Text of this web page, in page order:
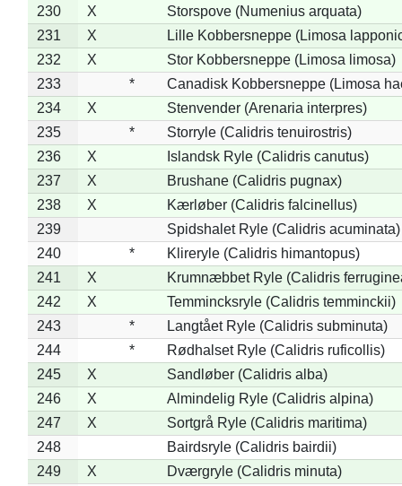
230 X
Storspove (Numenius arquata)
231
X
Lille Kobbersneppe (Limosa
232
X
Stor Kobbersneppe (Limosa limosa)
233
*
Canadisk Kobbersneppe (Limosa
234
X
Stenvender (Arenaria interpres)
235
*
Storryle (Calidris tenuirostris)
236
X
Islandsk Ryle (Calidris canutus)
237
X
Brushane (Calidris pugnax)
238
X
Kærløber (Calidris falcinellus)
239
Spidshalet Ryle (Calidris acuminata)
240
*
Klireryle (Calidris himantopus)
241
X
Krumnæbbet Ryle (Calidris
242
X
Temmincksryle (Calidris temminckii)
243
*
Langtået Ryle (Calidris subminuta)
244
*
Rødhalset Ryle (Calidris ruficollis)
245
X
Sandløber (Calidris alba)
246
X
Almindelig Ryle (Calidris alpina)
247
X
Sortgrå Ryle (Calidris maritima)
248
Bairdsryle (Calidris bairdii)
249
X
Dværgryle (Calidris minuta)